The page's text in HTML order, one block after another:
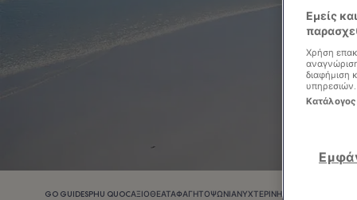
GO GUIDESPHU QUOCΑΞΙΟΘΈΑΤΑΦΑΓΗΤΌΨΏΝΙΑΝΥΧΤΕΡΙΝΉ ΖΩΉ
Εμείς
Χρήση
διαφήμιση
υπηρεσιών.